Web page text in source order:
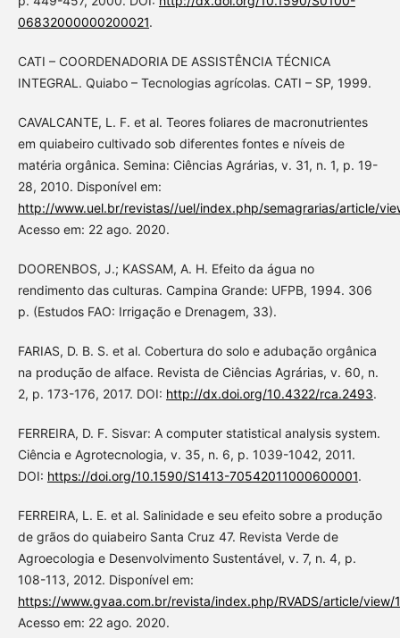
06832000000200021.
CATI – COORDENADORIA DE ASSISTÊNCIA TÉCNICA
INTEGRAL. Quiabo – Tecnologias agrícolas. CATI – SP, 1999.
CAVALCANTE, L. F. et al. Teores foliares de macronutrientes
em quiabeiro cultivado sob diferentes fontes e níveis de
matéria orgânica. Semina: Ciências Agrárias, v. 31, n. 1, p. 19-
28, 2010. Disponível em:
http://www.uel.br/revistas//uel/index.php/semagrarias/article/
Acesso em: 22 ago. 2020.
DOORENBOS, J.; KASSAM, A. H. Efeito da água no
rendimento das culturas. Campina Grande: UFPB, 1994. 306
p. (Estudos FAO: Irrigação e Drenagem, 33).
FARIAS, D. B. S. et al. Cobertura do solo e adubação orgânica
na produção de alface. Revista de Ciências Agrárias, v. 60, n.
2, p. 173-176, 2017. DOI: http://dx.doi.org/10.4322/rca.2493.
FERREIRA, D. F. Sisvar: A computer statistical analysis system.
Ciência e Agrotecnologia, v. 35, n. 6, p. 1039-1042, 2011.
DOI: https://doi.org/10.1590/S1413-70542011000600001.
FERREIRA, L. E. et al. Salinidade e seu efeito sobre a produção
de grãos do quiabeiro Santa Cruz 47. Revista Verde de
Agroecologia e Desenvolvimento Sustentável, v. 7, n. 4, p.
108-113, 2012. Disponível em:
https://www.gvaa.com.br/revista/index.php/RVADS/article/view/
Acesso em: 22 ago. 2020.